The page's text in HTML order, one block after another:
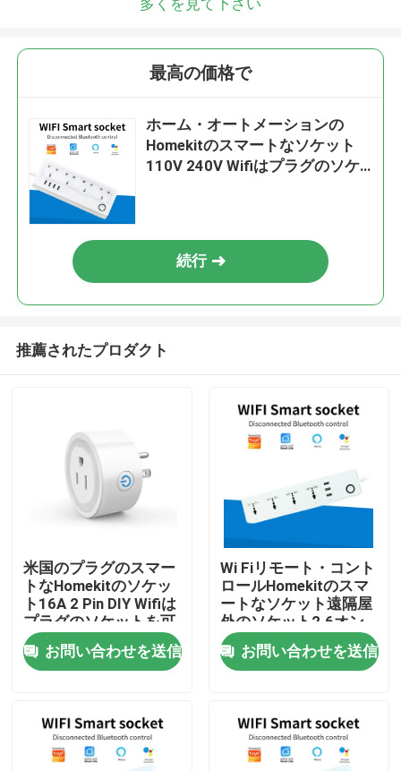
家
プロダクト
私達について
工場旅行
最高の価格で
ホーム・オートメーションの
Homekitのスマートなソケット
110V 240V Wifiはプラグのソケ
続行
推薦されたプロダクト
米国のプラグのスマー
トなHomekitのソケッ
ト16A 2 Pin DIY Wifiは
プラグのソケットを可
能にした
お問い合わせを送信
Wi Fiリモート・コント
ロールHomekitのスマ
ートなソケット遠隔屋
外のソケット2.6オン
スの
お問い合わせを送信